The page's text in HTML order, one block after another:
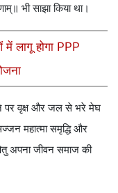
भी साझा किया था।
में लागू होगा PPP
पर वृक्ष और जल से भरे मेघ
महात्मा समृद्धि और
अपना जीवन समाज की